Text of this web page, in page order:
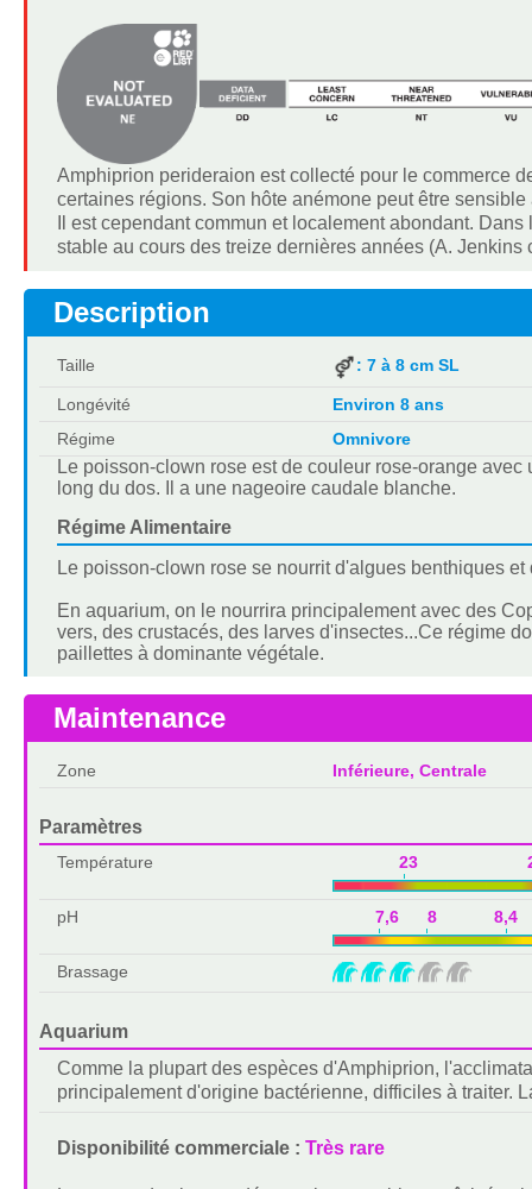
Amphiprion perideraion est collecté pour le commerce
certaines régions. Son hôte anémone peut être
Il est cependant commun et localement abondant.
stable au cours des treize dernières années (A. Jenkins
Description
Taille : 7 à 8 cm SL
Longévité
Environ 8 ans
Régime
Omnivore
Le poisson-clown rose est de couleur rose-orange
long du dos. Il a une nageoire caudale blanche.
Régime Alimentaire
Le poisson-clown rose se nourrit d'algues benthiques et
En aquarium, on le nourrira principalement avec des
vers, des crustacés, des larves d'insectes...Ce régime
paillettes à dominante végétale.
Maintenance
Zone Inférieure, Centrale
Paramètres
Température 23
pH 7,6 8 8,4
Brassage
Aquarium
Comme la plupart des espèces d'Amphiprion,
principalement d'origine bactérienne, difficiles à traiter.
Disponibilité commerciale : Très rare